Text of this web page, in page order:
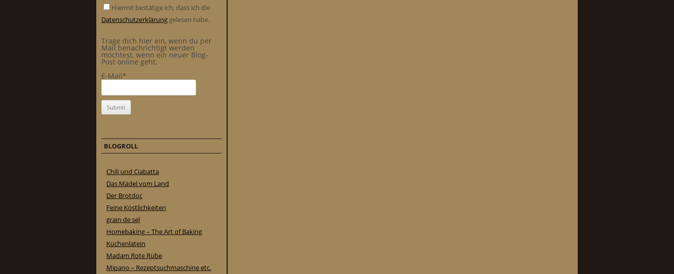
Hiermit bestätige ich, dass ich die
Datenschutzerklärung gelesen habe.
Trage dich hier ein, wenn du per
Mail benachrichtigt werden
möchtest, wenn ein neuer Blog-
Post online geht.
E-Mail*
BLOGROLL
Chili und Ciabatta
Das Mädel vom Land
Der Brotdoc
Feine Köstlichkeiten
grain de sel
Homebaking – The Art of Baking
Küchenlatein
Madam Rote Rübe
Mipano – Rezeptsuchmaschine etc.